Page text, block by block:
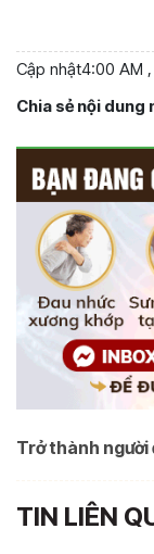
Cập nhật4:00 AM ,
Chia sẻ nội dung
Trở thành người
TIN LIÊN